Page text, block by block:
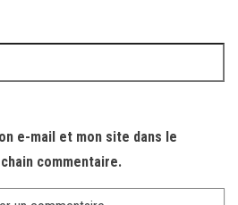
e-mail et mon site dans le
commentaire.